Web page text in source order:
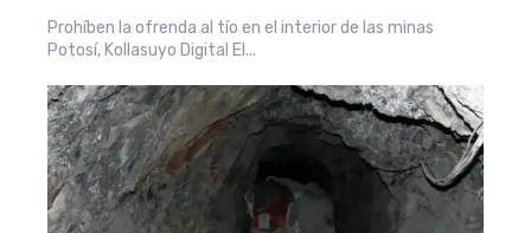
Prohíben la ofrenda al tío en el interior de las minas
Potosí, Kollasuyo Digital El...